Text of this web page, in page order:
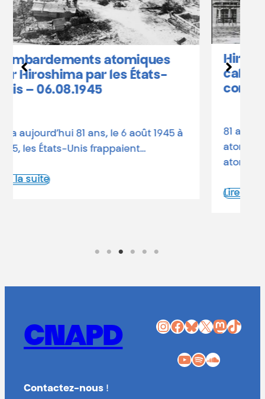
Hiroshima et Nagasaki :
calendrier des
commémorations en Belgique
81 ans depuis les bombardements
atomiques Le 6 août 1945, une bombe
CNAPD InstagramFacebook Bluesky X Mastodon TikTok
YouTube Spotify SoundCloud
Contactez-nous !